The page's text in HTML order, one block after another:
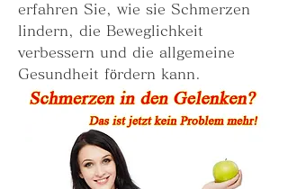
erfahren Sie, wie sie Schmerzen
lindern, die Beweglichkeit
verbessern und die allgemeine
Gesundheit fördern kann.